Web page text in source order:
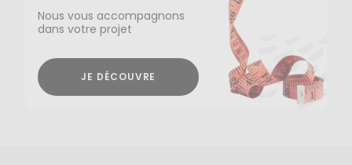
Nous vous accompagnons
dans votre projet
JE DÉCOUVRE